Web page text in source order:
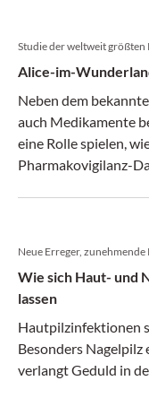
Studie der weltweit
Alice-im-
Neben dem
auch Medikamente
eine Rolle spielen,
Pharmako­vigilanz-
Neue Erreger,
Wie sich Haut- und
lassen
Hautpilzinfektionen
Besonders
verlangt Geduld in